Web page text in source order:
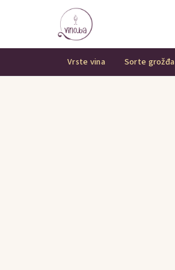
Vrste vina Sorte grožđa